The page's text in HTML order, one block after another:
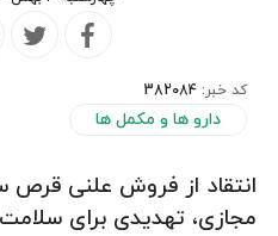
کد خبر: 382084
دارو ها و مکمل ها
انتقاد از فروش علنی
مجازی، تهدیدی برای سلامت